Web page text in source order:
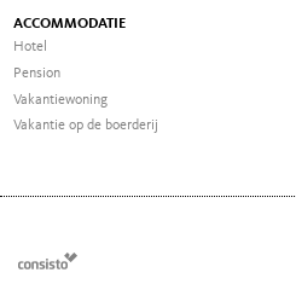
ACCOMMODATIE
Hotel
Pension
Vakantiewoning
Vakantie op de boerderij